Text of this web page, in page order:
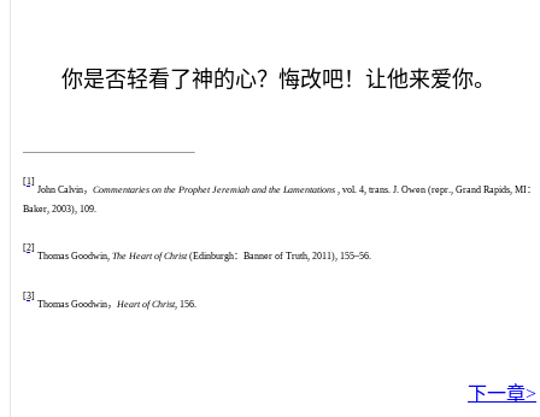
你是否轻看了神的心？悔改吧！让他来爱你。
[1]
John Calvin， Commentaries on the Prophet Jeremiah and the Lamentations , vol. 4, trans. J. Owen (repr., Grand Rapids, MI：
Baker, 2003), 109.
[2]
Thomas Goodwin, The Heart of Christ(Edinburgh：Banner of Truth, 2011), 155–56.
[3]
Thomas Goodwin， Heart of Christ, 156.
下一章>